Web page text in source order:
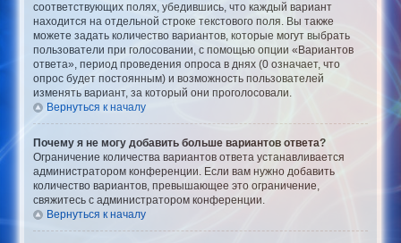
соответствующих полях, убедившись, что каждый вариант
находится на отдельной строке текстового поля. Вы также
можете задать количество вариантов, которые могут выбрать
пользователи при голосовании, с помощью опции «Вариантов
ответа», период проведения опроса в днях (0 означает, что
опрос будет постоянным) и возможность пользователей
изменять вариант, за который они проголосовали.
Вернуться к началу
Почему я не могу добавить больше вариантов ответа?
Ограничение количества вариантов ответа устанавливается
администратором конференции. Если вам нужно добавить
количество вариантов, превышающее это ограничение,
свяжитесь с администратором конференции.
Вернуться к началу